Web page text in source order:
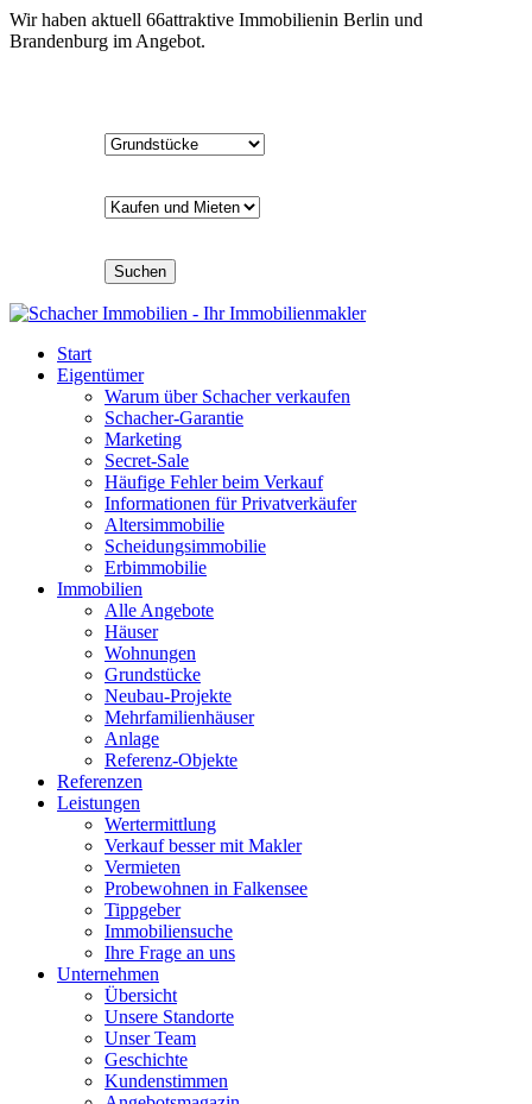
Wir haben aktuell 66attraktive Immobilienin Berlin und
Brandenburg im Angebot.
Suchen
Start
Eigentümer
Warum über Schacher verkaufen
Schacher-Garantie
Marketing
Secret-Sale
Häufige Fehler beim Verkauf
Informationen für Privatverkäufer
Altersimmobilie
Scheidungsimmobilie
Erbimmobilie
Immobilien
Alle Angebote
Häuser
Wohnungen
Grundstücke
Neubau-Projekte
Mehrfamilienhäuser
Anlage
Referenz-Objekte
Referenzen
Leistungen
Wertermittlung
Verkauf besser mit Makler
Vermieten
Probewohnen in Falkensee
Tippgeber
Immobiliensuche
Ihre Frage an uns
Unternehmen
Übersicht
Unsere Standorte
Unser Team
Geschichte
Kundenstimmen